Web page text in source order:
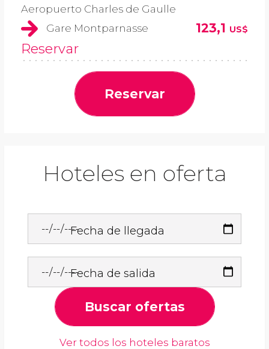
Aeropuerto Charles de Gaulle
Gare Montparnasse
123,1 US$
Reservar
Reservar
Hoteles en oferta
Fecha de llegada
Fecha de salida
Buscar ofertas
Ver todos los hoteles baratos